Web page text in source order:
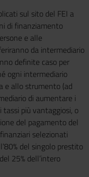
sul sito del FEI a
di finanziamento
e alle
da intermediario
definite caso per
ogni intermediario
e allo strumento (ad
di aumentare i
più vantaggiosi, o
del pagamento del
selezionati
del singolo prestito
25% dell’intero